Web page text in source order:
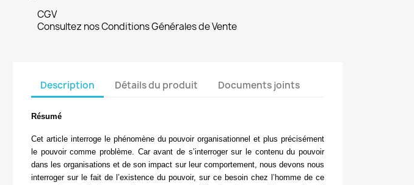
CGV
Consultez nos Conditions Générales de Vente
Description Détails du produit Documents joints
Résumé
Cet article interroge le phénomène du pouvoir organisationnel et plus précisément
le pouvoir comme problème. Car avant de s’interroger sur le contenu du pouvoir
dans les organisations et de son impact sur leur comportement, nous devons nous
interroger sur le fait de l’existence du pouvoir, sur ce besoin chez l’homme de ce